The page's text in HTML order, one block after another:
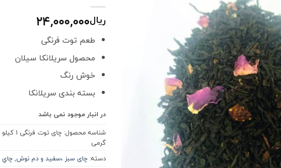
ریال۲۴,۰۰۰,۰۰۰
طعم توت فرنگی
محصول سریلانکا سیلان
خوش رنگ
بسته بندی سریلانکا
در انبار موجود نمی باشد
شناسه محصول:
چای توت فرنگی 1 کیلو
گرمی
دسته: چای سبز ،سفید و دم نوش,چاي